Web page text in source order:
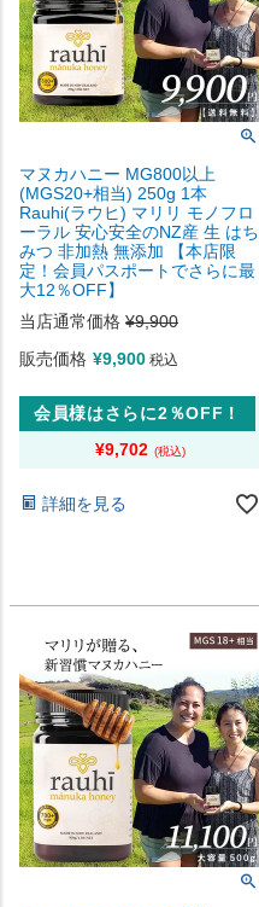
マヌカハニー MG800以上
(MGS20+相当) 250g 1本
Rauhi(ラウヒ) マリリ モノフロ
ーラル 安心安全のNZ産 生 はち
みつ 非加熱 無添加 【本店限
定！会員パスポートでさらに最
大12％OFF】
当店通常価格 ¥9,900
販売価格 ¥9,900 税込
会員様はさらに2％OFF！
¥9,702
詳細を見る